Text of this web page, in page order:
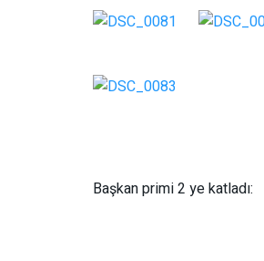
Başkan primi 2 ye katladı: